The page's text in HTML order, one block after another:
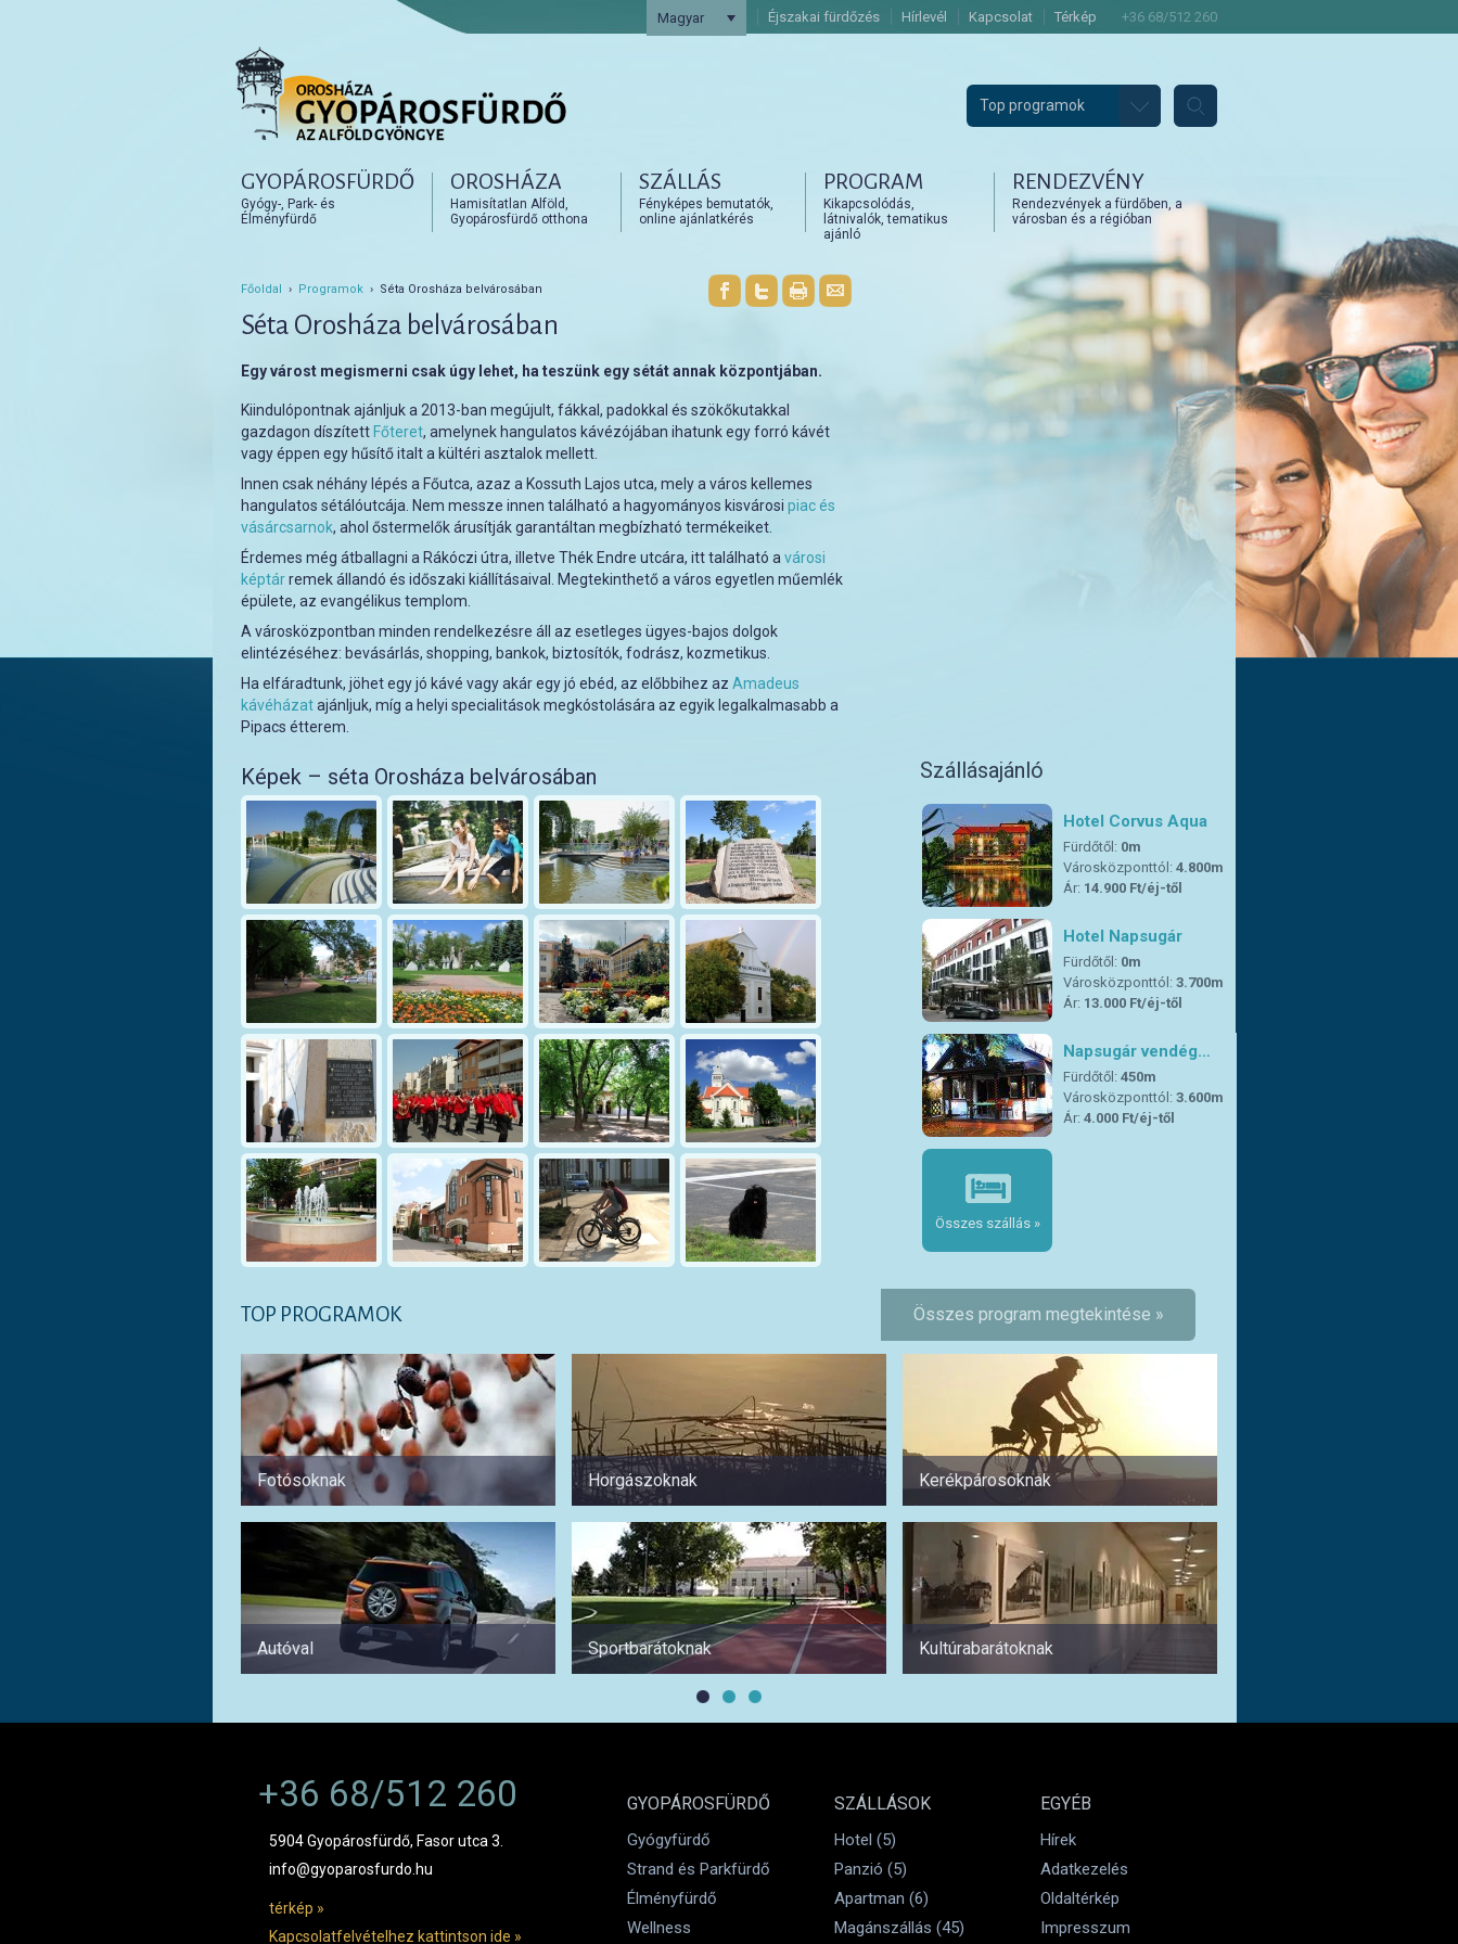
Magyar Éjszakai fürdőzés Hírlevél Kapcsolat Térkép +36 68/512 260
Top programok
Tovább az elsődleges tartalomra
Tovább a másodlagos tartalomra
GYOPÁROSFÜRDŐ
Gyógy-, Park- és
Élményfürdő
OROSHÁZA
Hamisítatlan Alföld,
Gyopárosfürdő otthona
SZÁLLÁS
Fényképes bemutatók,
online ajánlatkérés
PROGRAM
Kikapcsolódás,
látnivalók, tematikus
ajánló
RENDEZVÉNY
Rendezvények a fürdőben, a
városban és a régióban
Főoldal › Programok › Séta Orosháza belvárosában
Séta Orosháza belvárosában
Egy várost megismerni csak úgy lehet, ha teszünk egy sétát annak központjában.
Kiindulópontnak ajánljuk a 2013-ban megújult, fákkal, padokkal és szökőkutakkal
gazdagon díszített Főteret, amelynek hangulatos kávézójában ihatunk egy forró kávét
vagy éppen egy hűsítő italt a kültéri asztalok mellett.
Innen csak néhány lépés a Főutca, azaz a Kossuth Lajos utca, mely a város kellemes
hangulatos sétálóutcája. Nem messze innen található a hagyományos kisvárosi piac és
vásárcsarnok, ahol őstermelők árusítják garantáltan megbízható termékeiket.
Érdemes még átballagni a Rákóczi útra, illetve Thék Endre utcára, itt található a városi
képtárremek állandó és időszaki kiállításaival. Megtekinthető a város egyetlen műemlék
épülete, az evangélikus templom.
A városközpontban minden rendelkezésre áll az esetleges ügyes-bajos dolgok
elintézéséhez: bevásárlás, shopping, bankok, biztosítók, fodrász, kozmetikus.
Ha elfáradtunk, jöhet egy jó kávé vagy akár egy jó ebéd, az előbbihez az Amadeus
kávéházatajánljuk, míg a helyi specialitások megkóstolására az egyik legalkalmasabb a
Pipacs étterem.
Képek – séta Orosháza belvárosában
TOP PROGRAMOK Összes program megtekintése »
Fotósoknak Horgászoknak Kerékpárosoknak
Autóval Sportbarátoknak Kultúrabarátoknak
Szállásajánló
Hotel Corvus Aqua
Fürdőtől: 0m
Városközponttól: 4.800m
Ár: 14.900 Ft/éj-től
Hotel Napsugár
Fürdőtől: 0m
Városközponttól: 3.700m
Ár: 13.000 Ft/éj-től
Napsugár vendég…
Fürdőtől: 450m
Városközponttól: 3.600m
Ár: 4.000 Ft/éj-től
Összes szállás »
+36 68/512 260
5904 Gyopárosfürdő, Fasor utca 3.
info@gyoparosfurdo.hu
térkép »
Kapcsolatfelvételhez kattintson ide »
GYOPÁROSFÜRDŐ
Gyógyfürdő
Strand és Parkfürdő
Élményfürdő
Wellness
SZÁLLÁSOK
Hotel (5)
Panzió (5)
Apartman (6)
Magánszállás (45)
EGYÉB
Hírek
Adatkezelés
Oldaltérkép
Impresszum